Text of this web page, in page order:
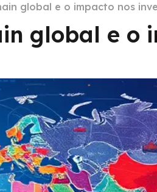
global e o impacto nos
global e o